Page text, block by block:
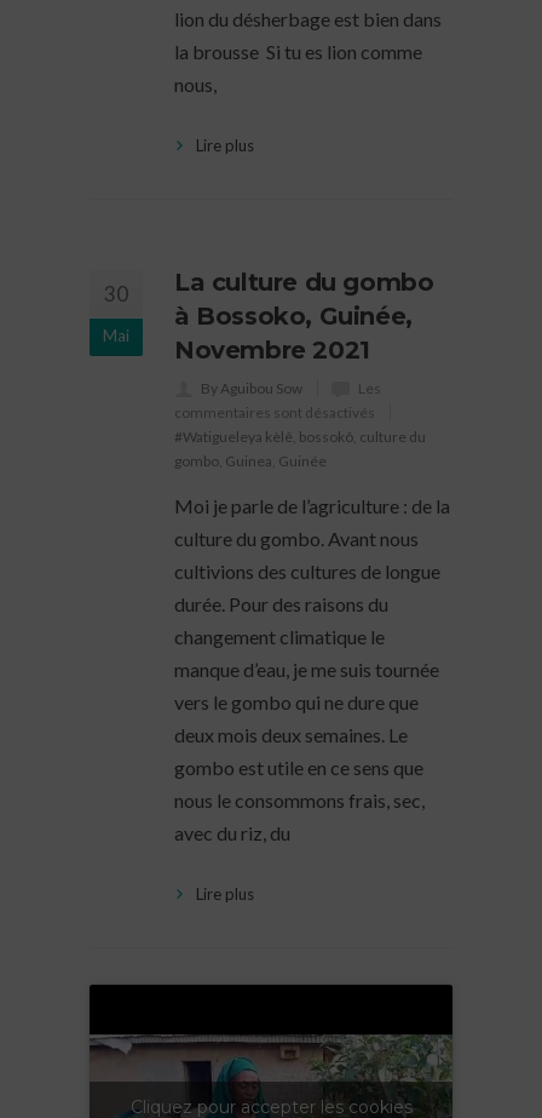
lion du désherbage est bien dans
la brousse Si tu es lion comme
nous,
Lire plus
30
Mai
La culture du gombo
à Bossoko, Guinée,
Novembre 2021
By Aguibou Sow
Les
commentaires sont désactivés
#Watigueleya kèlê bossokô culture du
gombo Guinea Guinée
Moi je parle de l’agriculture : de la
culture du gombo. Avant nous
cultivions des cultures de longue
durée. Pour des raisons du
changement climatique le
manque d’eau, je me suis tournée
vers le gombo qui ne dure que
deux mois deux semaines. Le
gombo est utile en ce sens que
nous le consommons frais, sec,
avec du riz, du
Lire plus
Cliquez pour accepter les cookies